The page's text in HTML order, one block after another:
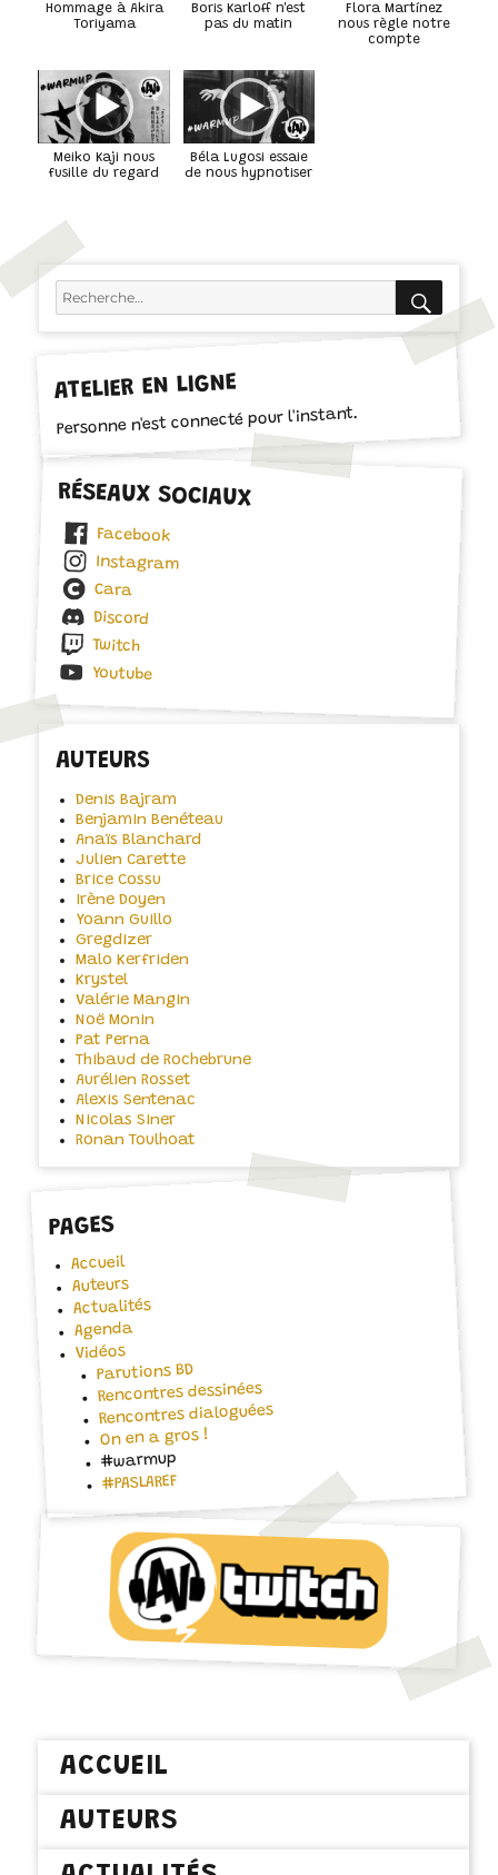
Hommage à Akira
Toriyama
Boris Karloff n'est
pas du matin
Flora Martínez
nous règle notre
compte
Meiko Kaji nous
fusille du regard
Béla Lugosi essaie
de nous hypnotiser
Recherche
ATELIER EN LIGNE
Personne n'est connecté pour l'instant.
RÉSEAUX SOCIAUX
Facebook
Instagram
Cara
Discord
Twitch
Youtube
AUTEURS
Denis Bajram
Benjamin Benéteau
Anaïs Blanchard
Julien Carette
Brice Cossu
Irène Doyen
Yoann Guillo
Gregdizer
Malo Kerfriden
Krystel
Valérie Mangin
Noë Monin
Pat Perna
Thibaud de Rochebrune
Aurélien Rosset
Alexis Sentenac
Nicolas Siner
Ronan Toulhoat
PAGES
Accueil
Auteurs
Actualités
Agenda
Vidéos
Parutions BD
Rencontres dessinées
Rencontres dialoguées
On en a gros !
#warmup
#PASLAREF
ACCUEIL
AUTEURS